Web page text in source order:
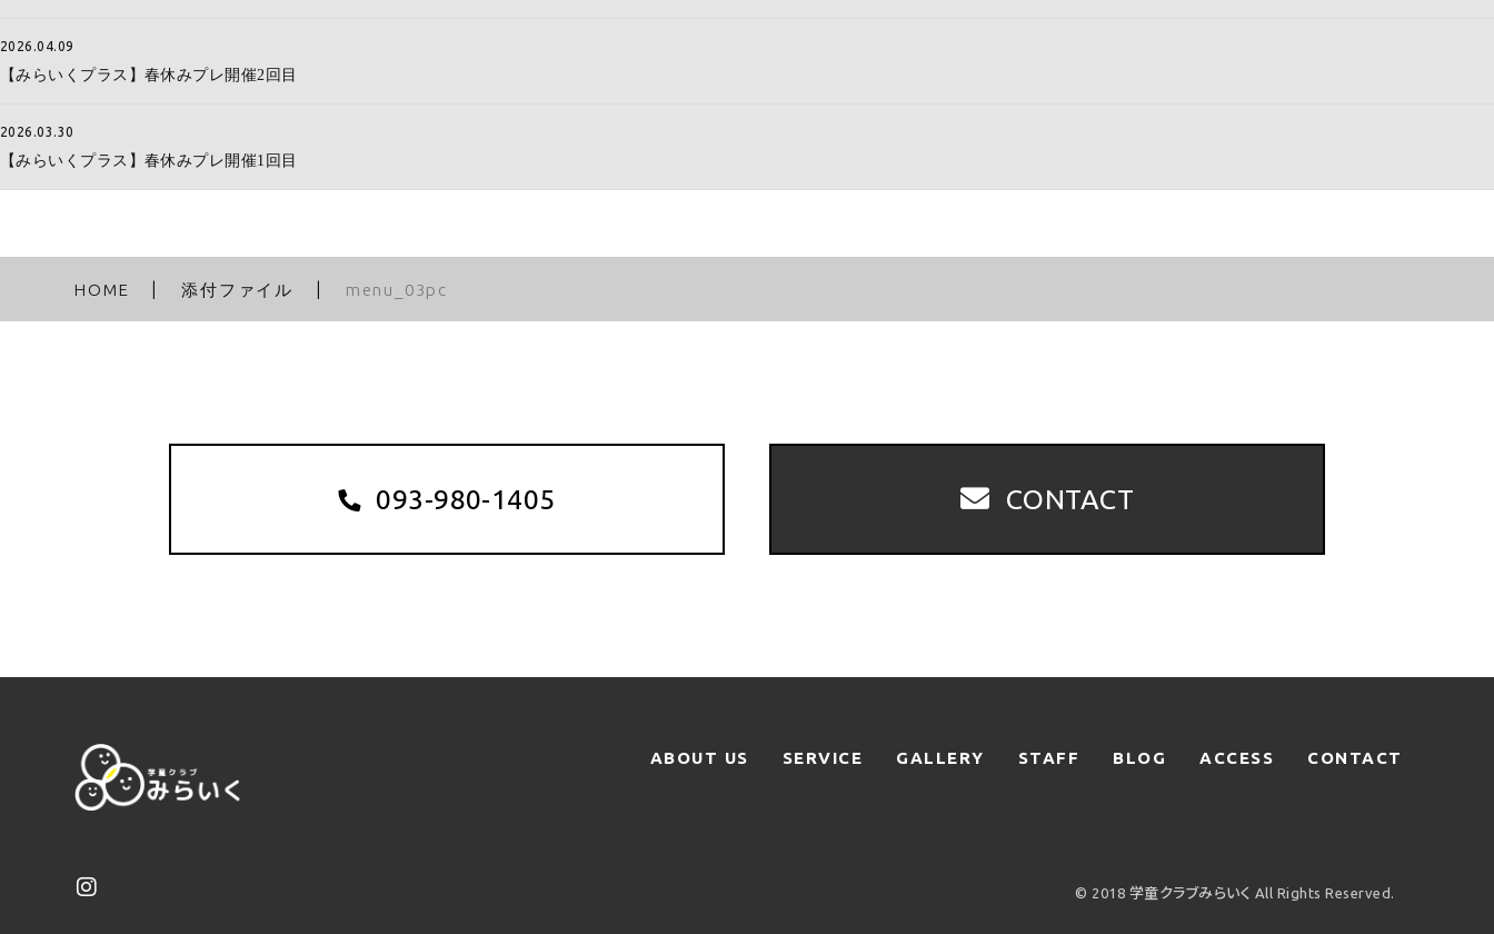
2026.04.09
【みらいくプラス】春休みプレ開催2回目
2026.03.30
【みらいくプラス】春休みプレ開催1回目
HOME 添付ファイル menu_03pc
093-980-1405 CONTACT
ABOUT US SERVICE GALLERY STAFF BLOG ACCESS CONTACT
© 2018 学童クラブみらいく All Rights Reserved.